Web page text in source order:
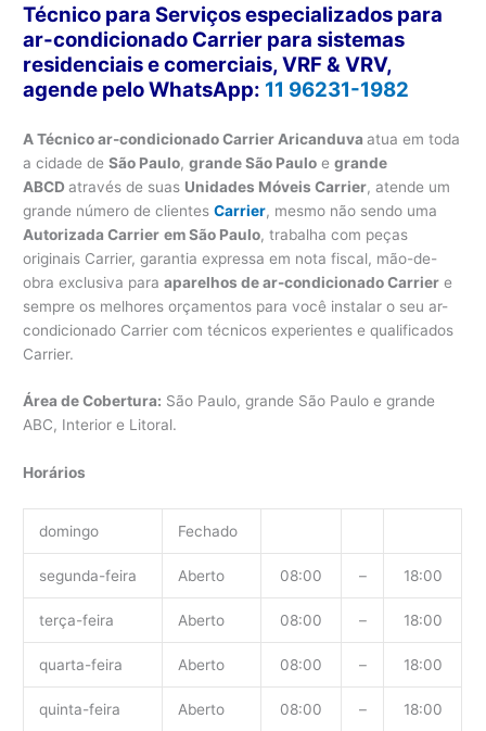
Técnico para Serviços especializados para
ar-condicionado Carrier para sistemas
residenciais e comerciais, VRF & VRV,
agende pelo WhatsApp: 11 96231-1982
A Técnico ar-condicionado Carrier Aricanduvaatua em toda
a cidade deSão Paulo,grande São Paulo egrande
ABCDatravés de suas Unidades Móveis Carrier, atende um
grande número de clientesCarrier, mesmo não sendo uma
Autorizada Carrier em São Paulo, trabalha com peças
originais Carrier, garantia expressa em nota fiscal, mão-de-
obra exclusiva paraaparelhos de ar-condicionado Carrier e
sempre os melhores orçamentos para você instalar o seu ar-
condicionado Carrier com técnicos experientes e qualificados
Carrier.
Área de Cobertura: São Paulo, grande São Paulo e grande
ABC, Interior e Litoral.
Horários
domingo Fechado
segunda-feira Aberto 08:00 – 18:00
terça-feira Aberto 08:00 – 18:00
quarta-feira Aberto 08:00 – 18:00
quinta-feira Aberto 08:00 – 18:00